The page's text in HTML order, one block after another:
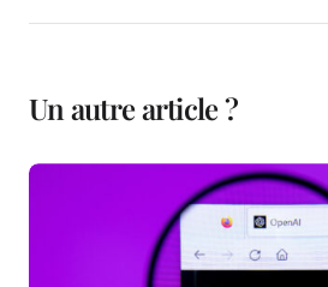
Un autre article ?